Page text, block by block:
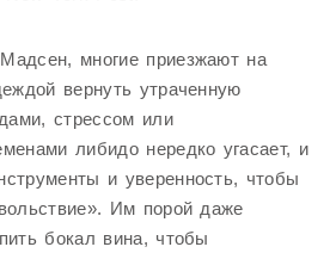
многие приезжают на
вернуть утраченную
стрессом или
либидо нередко угасает, и
и уверенность, чтобы
Им порой даже
бокал вина, чтобы